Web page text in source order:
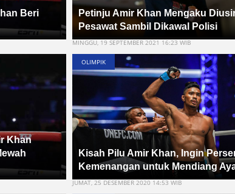
Beri
Petinju Amir Khan Mengaku
Pesawat Sambil Dikawal Polisi
MINGGU, 19 SEPTEMBER 2021 16:23 WIB
Khan
OLIMPIK
Kisah Pilu Amir Khan, Ingin
Kemenangan untuk Mendiang
JUMAT, 25 DESEMBER 2020 14:53 WIB